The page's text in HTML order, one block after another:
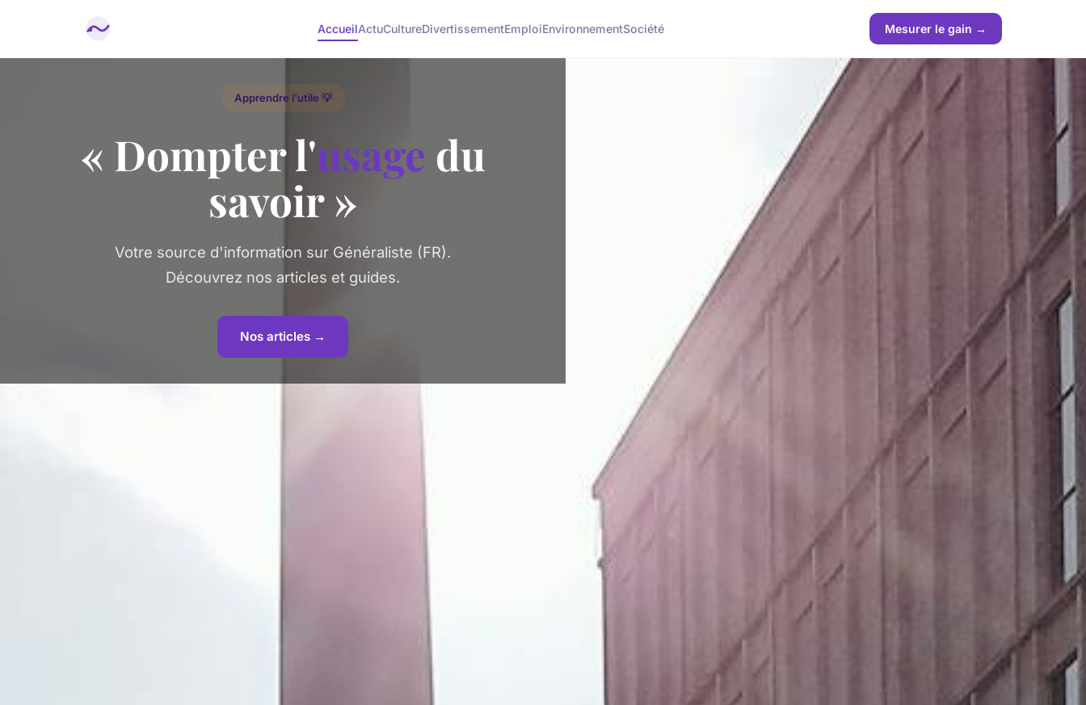
AccueilActuCultureDivertissementEmploiEnvironnementSociété Mesurer le gain →
Apprendre l'utile 💡
« Dompter l'usage du
savoir »
Votre source d'information sur Généraliste (FR).
Découvrez nos articles et guides.
Nos articles →